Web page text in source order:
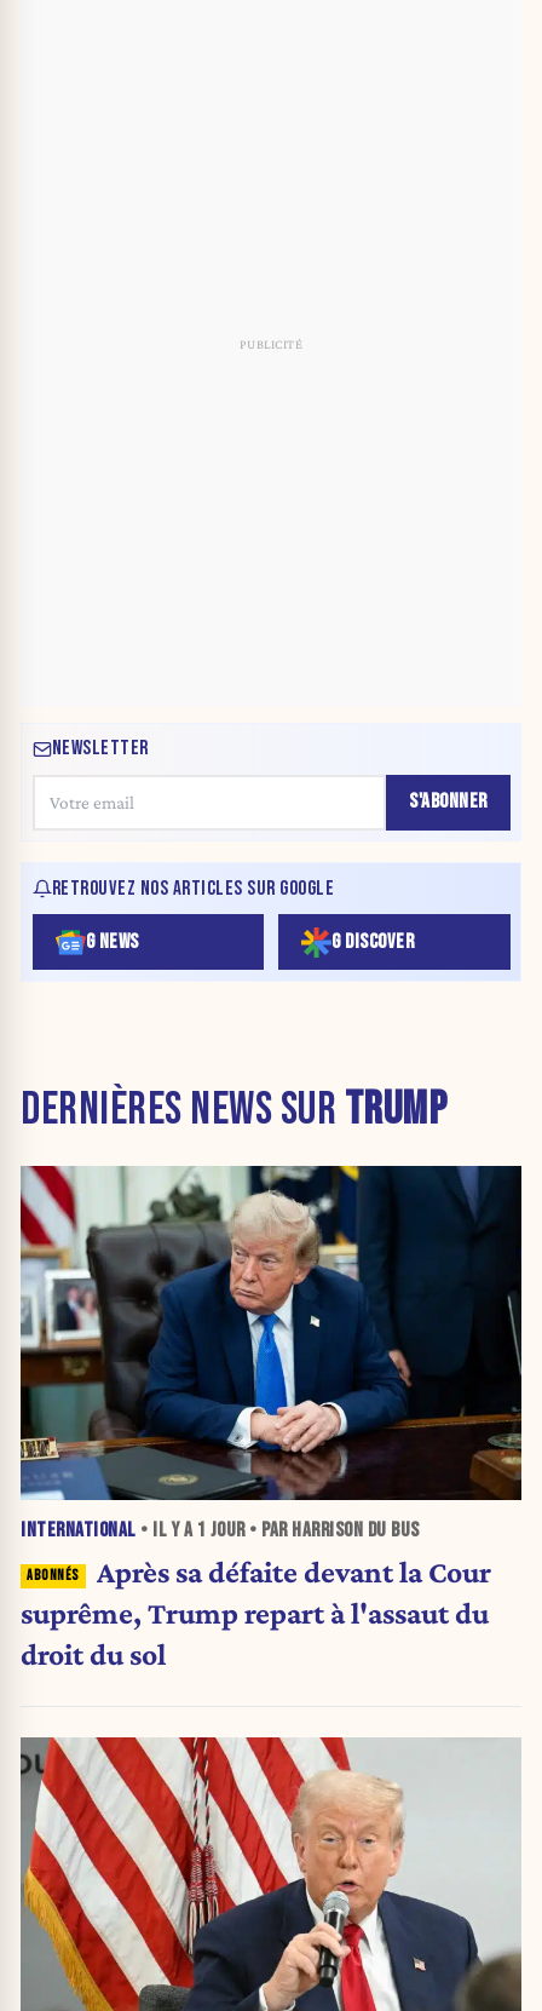
NEWSLETTER
S'ABONNER
RETROUVEZ NOS ARTICLES SUR GOOGLE
G NEWS G DISCOVER
DERNIÈRES NEWS SUR TRUMP
INTERNATIONAL • IL Y A 1 JOUR• PAR HARRISON DU BUS
Après sa défaite devant la Cour
suprême, Trump repart à l'assaut du
droit du sol